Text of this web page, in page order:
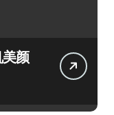
颜